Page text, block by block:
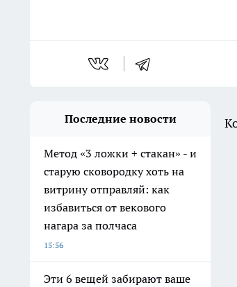
Последние новости
Метод «3 ложки + стакан» - и
старую сковородку хоть на
витрину отправляй: как
избавиться от векового
нагара за полчаса
15:56
Эти 6 вещей забирают ваше